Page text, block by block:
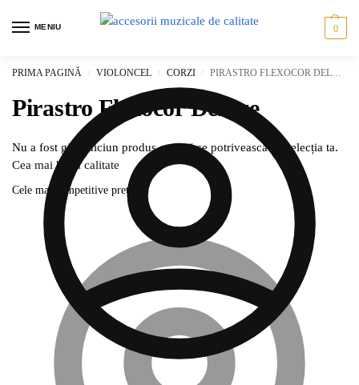
MENIU 0
PRIMA PAGINĂ / VIOLONCEL / CORZI / PIRASTRO FLEXOCOR DELUXE
Pirastro Flexocor Deluxe
Nu a fost găsit niciun produs care să se potrivească cu selecția ta.
Cea mai bună calitate
Cele mai competitive prețuri